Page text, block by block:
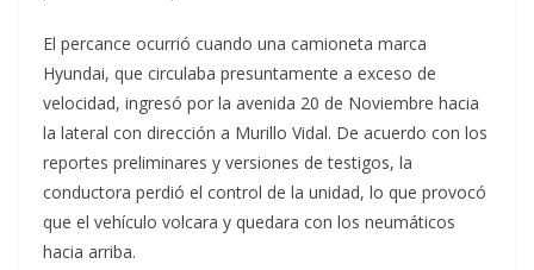
El percance ocurrió cuando una camioneta marca
Hyundai, que circulaba presuntamente a exceso de
velocidad, ingresó por la avenida 20 de Noviembre hacia
la lateral con dirección a Murillo Vidal. De acuerdo con los
reportes preliminares y versiones de testigos, la
conductora perdió el control de la unidad, lo que provocó
que el vehículo volcara y quedara con los neumáticos
hacia arriba.